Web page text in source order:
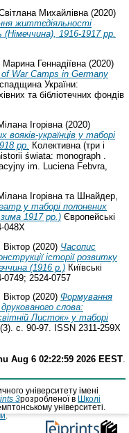
Михайлівна(2020)
життєдіяльності
(Німеччина), 1916-1917 рр.
Марина Геннадіївна(2020)
War Camps in Germany
України:
та бібліотечних фондів
Ігорівна (2020)
українців у таборі
рр.
Колективна (три і
świata: monograph .
im. Luciena Febvra,
Ігорівна та
Шнайдер,
у таборі полонених
зима 1917 рр.) Європейські
048X
(2020) Часопис
історії розвитку
(1916 р.) Київські
0749; 2524-0757
(2020) Формування
слова:
Листок» у таборі
с. 90-97. ISSN 2311-259X
Aug 6 02:22:59 2026 EEST.
університету імені
3розробленої в
Школі
університеті.
.